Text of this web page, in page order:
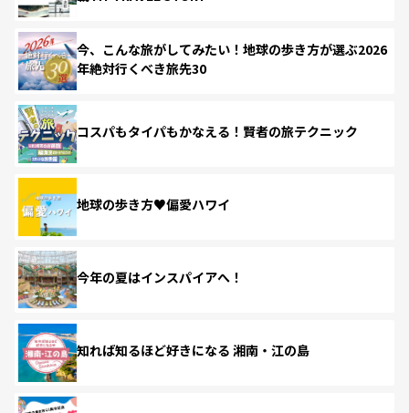
今、こんな旅がしてみたい！地球の歩き方が選ぶ2026
年絶対行くべき旅先30
コスパもタイパもかなえる！賢者の旅テクニック
地球の歩き方♥偏愛ハワイ
今年の夏はインスパイアへ！
知れば知るほど好きになる 湘南・江の島